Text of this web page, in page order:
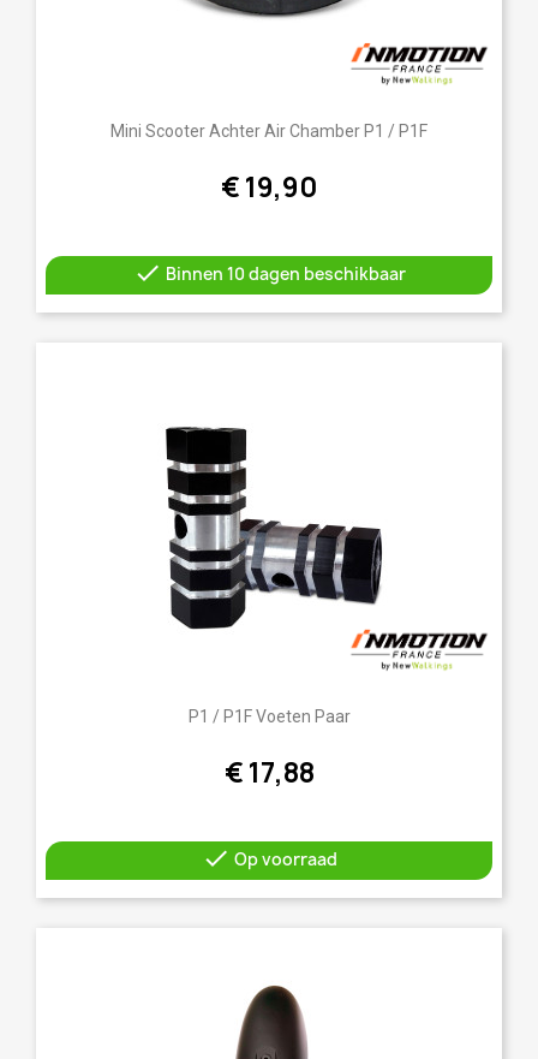
Mini Scooter Achter Air Chamber P1 / P1F
€ 19,90
 Binnen 10 dagen beschikbaar
P1 / P1F Voeten Paar
€ 17,88
 Op voorraad